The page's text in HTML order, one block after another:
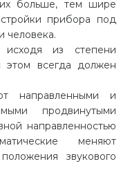
больше, тем шире
прибора под
человека.
из степени
этом всегда должен
направленными и
продвинутыми
направленностью
меняют
звукового